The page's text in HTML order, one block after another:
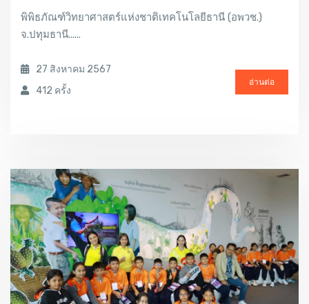
พิพิธภัณฑ์วิทยาศาสตร์แห่งชาติเทคโนโลยีธานี (อพวช.)
จ.ปทุมธานี......
27 สิงหาคม 2567
412 ครั้ง
อ่านต่อ